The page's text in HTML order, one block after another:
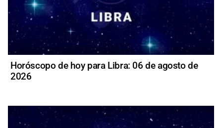
Horóscopo de hoy para Libra: 06 de agosto de
2026